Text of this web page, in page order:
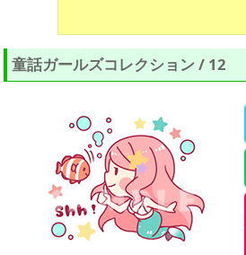
童話ガールズコレクション / 12